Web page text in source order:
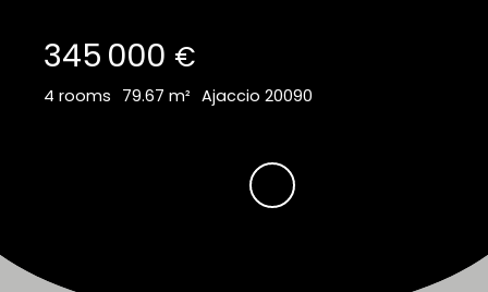
345 000 €
4 rooms 79.67 m² Ajaccio 20090